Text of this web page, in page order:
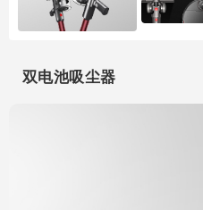
双电池吸尘器